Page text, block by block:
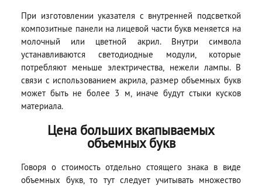
При изготовлении указателя с внутренней подсветкой
композитные панели на лицевой части букв меняется на
молочный или цветной акрил. Внутри символа
устанавливаются светодиодные модули, которые
потребляют меньше электричества, нежели лампы. В
связи с использованием акрила, размер объемных букв
может быть не более 3 м, иначе будут стыки кусков
материала.
Цена больших вкапываемых
объемных букв
Говоря о стоимость отдельно стоящего знака в виде
объемных букв, то тут следует учитывать множество